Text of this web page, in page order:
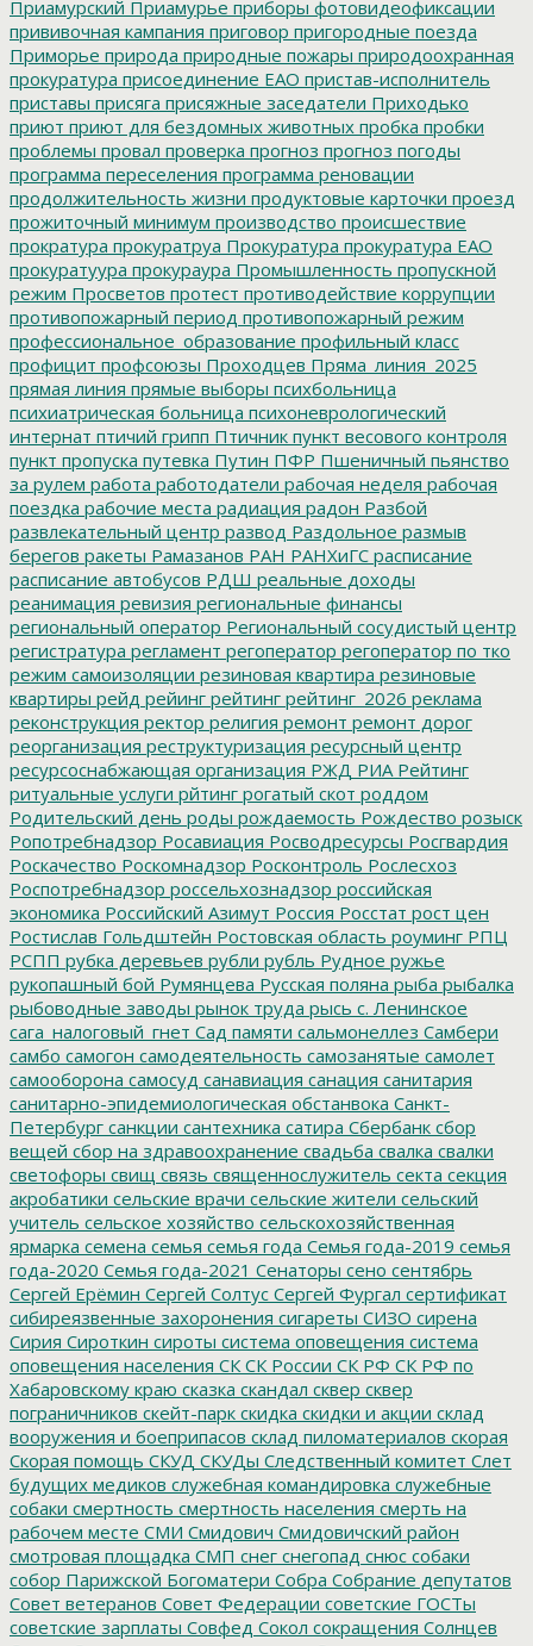
Приамурский Приамурье приборы фотовидеофиксации
прививочная кампания приговор пригородные поезда
Приморье природа природные пожары природоохранная
прокуратура присоединение ЕАО пристав-исполнитель
приставы присяга присяжные заседатели Приходько
приют приют для бездомных животных пробка пробки
проблемы провал проверка прогноз прогноз погоды
программа переселения программа реновации
продолжительность жизни продуктовые карточки проезд
прожиточный минимум производство происшествие
прократура прокуратруа Прокуратура прокуратура ЕАО
прокуратуура прокураура Промышленность пропускной
режим Просветов протест противодействие коррупции
противопожарный период противопожарный режим
профессиональное_образование профильный класс
профицит профсоюзы Проходцев Пряма_линия_2025
прямая линия прямые выборы психбольница
психиатрическая больница психоневрологический
интернат птичий грипп Птичник пункт весового контроля
пункт пропуска путевка Путин ПФР Пшеничный пьянство
за рулем работа работодатели рабочая неделя рабочая
поездка рабочие места радиация радон Разбой
развлекательный центр развод Раздольное размыв
берегов ракеты Рамазанов РАН РАНХиГС расписание
расписание автобусов РДШ реальные доходы
реанимация ревизия региональные финансы
региональный оператор Региональный сосудистый центр
регистратура регламент регоператор регоператор по тко
режим самоизоляции резиновая квартира резиновые
квартиры рейд рейинг рейтинг рейтинг_2026 реклама
реконструкция ректор религия ремонт ремонт дорог
реорганизация реструктуризация ресурсный центр
ресурсоснабжающая организация РЖД РИА Рейтинг
ритуальные услуги рйтинг рогатый скот роддом
Родительский день роды рождаемость Рождество розыск
Ропотребнадзор Росавиация Росводресурсы Росгвардия
Роскачество Роскомнадзор Росконтроль Рослесхоз
Роспотребнадзор россельхознадзор российская
экономика Российский Азимут Россия Росстат рост цен
Ростислав Гольдштейн Ростовская область роуминг РПЦ
РСПП рубка деревьев рубли рубль Рудное ружье
рукопашный бой Румянцева Русская поляна рыба рыбалка
рыбоводные заводы рынок труда рысь с. Ленинское
сага_налоговый_гнет Сад памяти сальмонеллез Самбери
самбо самогон самодеятельность самозанятые самолет
самооборона самосуд санавиация санация санитария
санитарно-эпидемиологическая обстанвока Санкт-
Петербург санкции сантехника сатира Сбербанк сбор
вещей сбор на здравоохранение свадьба свалка свалки
светофоры свищ связь священнослужитель секта секция
акробатики сельские врачи сельские жители сельский
учитель сельское хозяйство сельскохозяйственная
ярмарка семена семья семья года Семья года-2019 семья
года-2020 Семья года-2021 Сенаторы сено сентябрь
Сергей Ерёмин Сергей Солтус Сергей Фургал сертификат
сибиреязвенные захоронения сигареты СИЗО сирена
Сирия Сироткин сироты система оповещения система
оповещения населения СК СК России СК РФ СК РФ по
Хабаровскому краю сказка скандал сквер сквер
пограничников скейт-парк скидка скидки и акции склад
вооружения и боеприпасов склад пиломатериалов скорая
Скорая помощь СКУД СКУДы Следственный комитет Слет
будущих медиков служебная командировка служебные
собаки смертность смертность населения смерть на
рабочем месте СМИ Смидович Смидовичский район
смотровая площадка СМП снег снегопад снюс собаки
собор Парижской Богоматери Собра Собрание депутатов
Совет ветеранов Совет Федерации советские ГОСТы
советские зарплаты Совфед Сокол сокращения Солнцев